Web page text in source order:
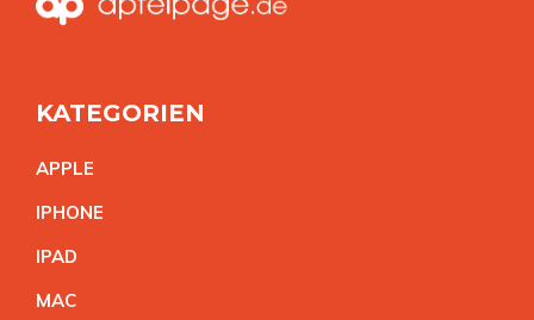
KATEGORIEN
APPLE
IPHONE
IPAD
MAC